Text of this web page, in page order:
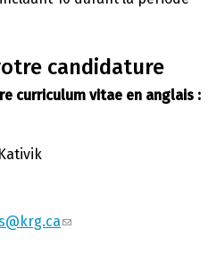
candidature
curriculum vitae en anglais :